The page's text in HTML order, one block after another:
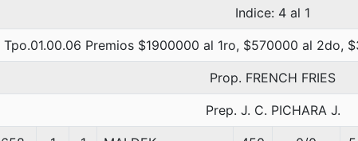
Indice: 4 al 1
Tpo.01.00.06 Premios $1900000 al 1ro, $570000 al 2do,
Prop. FRENCH FRIES
Prep. J. C. PICHARA J.